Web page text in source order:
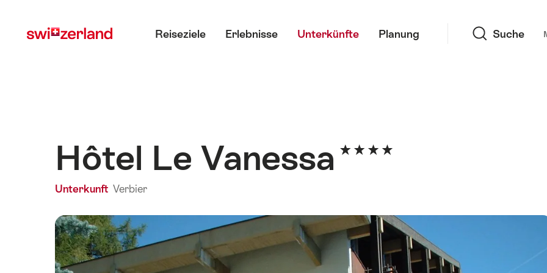
myswitzerland.com
Reiseziele Erlebnisse Unterkünfte Planung Suche
Hôtel Le Vanessa
Unterkunft Verbier